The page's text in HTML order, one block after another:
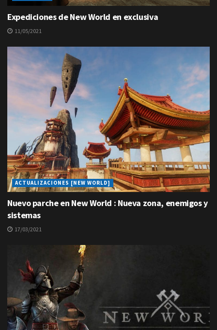
Expediciones de New World en exclusiva
11/05/2021
ACTUALIZACIONES [NEW WORLD]
Nuevo parche en New World : Nueva zona, enemigos y
sistemas
17/03/2021